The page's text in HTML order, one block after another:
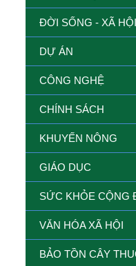
ĐỜI SỐNG - XÃ HỘI
DỰ ÁN
CÔNG NGHỆ
CHÍNH SÁCH
KHUYẾN NÔNG
GIÁO DỤC
SỨC KHỎE CỘNG
VĂN HÓA XÃ HỘI
BẢO TỒN CÂY